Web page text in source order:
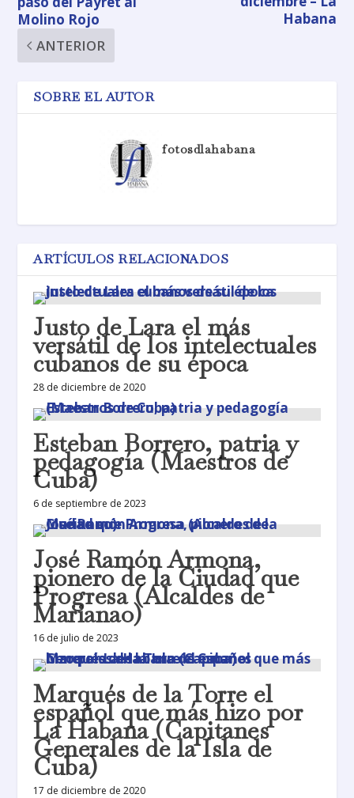
Molino Rojo
ANTERIOR
Habana
SOBRE EL AUTOR
fotosdlahabana
ARTÍCULOS RELACIONADOS
Justo de Lara el más
versátil de los intelectuales
cubanos de su época
28 de diciembre de 2020
Esteban Borrero, patria y
pedagogía (Maestros de
Cuba)
6 de septiembre de 2023
José Ramón Armona,
pionero de la Ciudad que
Progresa (Alcaldes de
Marianao)
16 de julio de 2023
Marqués de la Torre el
español que más hizo por
La Habana (Capitanes
Generales de la Isla de
Cuba)
17 de diciembre de 2020